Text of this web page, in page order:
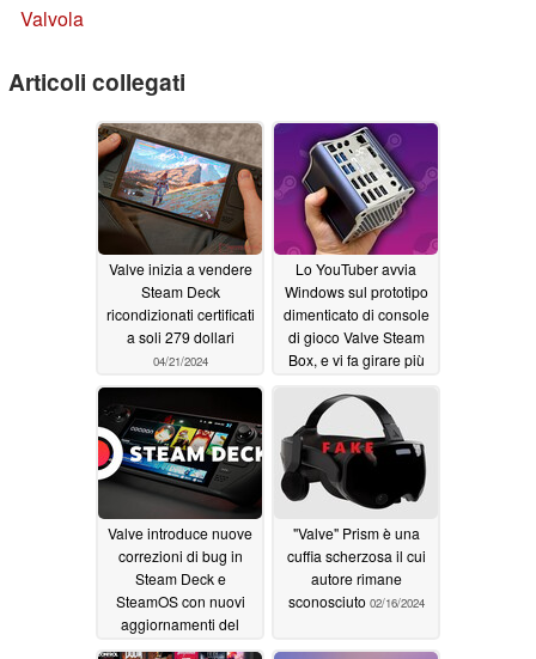
Valvola
Articoli collegati
Valve inizia a vendere
Steam Deck
ricondizionati certificati
a soli 279 dollari
04/21/2024
Lo YouTuber avvia
Windows sul prototipo
dimenticato di console
di gioco Valve Steam
Box, e vi fa girare più
giochi03/10/2024
Valve introduce nuove
correzioni di bug in
Steam Deck e
SteamOS con nuovi
aggiornamenti del
Client Beta02/24/2024
"Valve" Prism è una
cuffia scherzosa il cui
autore rimane
sconosciuto 02/16/2024